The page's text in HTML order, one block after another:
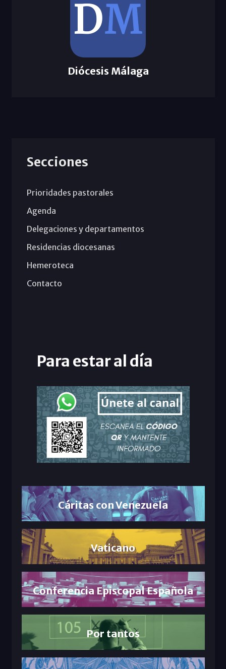
Diócesis Málaga
Secciones
Prioridades pastorales
Agenda
Delegaciones y departamentos
Residencias diocesanas
Hemeroteca
Contacto
Para estar al día
Cáritas con Venezuela
Vaticano
Conferencia Episcopal Española
Por tantos